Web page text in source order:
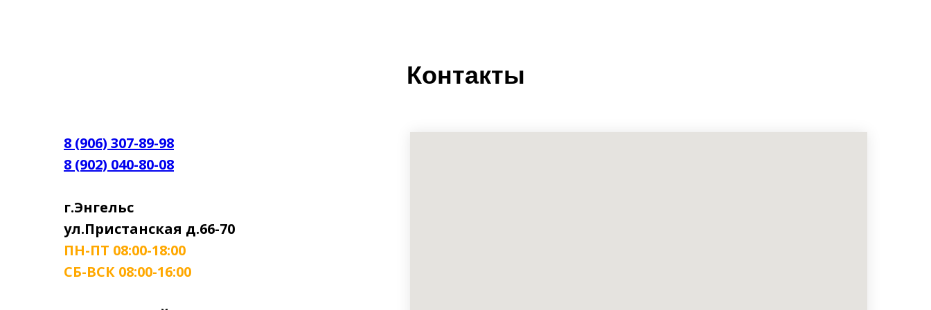
Контакты
8 (906) 307-89-98
8 (902) 040-80-08
г.Энгельс
ул.Пристанская д.66-70
ПН-ПТ 08:00-18:00
СБ-ВСК 08:00-16:00